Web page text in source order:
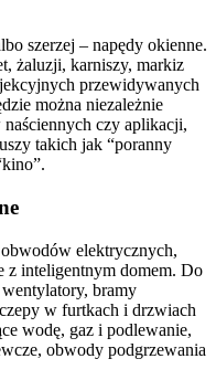
szerzej – napędy okienne.
żaluzji, karniszy, markiz
przewidywanych
można niezależnie
czy aplikacji,
takich jak “poranny
elektrycznych,
z inteligentnym domem. Do
bramy
w furtkach i drzwiach
wodę, gaz i podlewanie,
obwody podgrzewania